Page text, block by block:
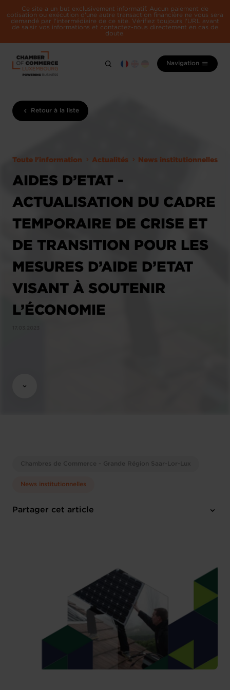
Ce site a un but exclusivement informatif. Aucun paiement de
cotisation ou exécution d'une autre transaction financière ne vous sera
demandé par l'intermédiaire de ce site. Vérifiez toujours l'URL avant
de saisir vos informations et contactez-nous directement en cas de
doute.
Navigation
Retour à la liste
Toute l'information Actualités News institutionnelles
AIDES D’ETAT -
ACTUALISATION DU CADRE
TEMPORAIRE DE CRISE ET
DE TRANSITION POUR LES
MESURES D’AIDE D’ETAT
VISANT À SOUTENIR
L’ÉCONOMIE
Chambres de Commerce - Grande Région Saar-Lor-Lux
News institutionnelles
Partager cet article